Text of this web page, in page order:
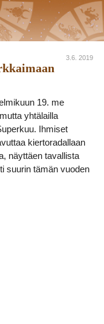
3.6. 2019
19. me
yhtälailla
Ihmiset
kiertoradallaan
näyttäen tavallista
suurin tämän vuoden